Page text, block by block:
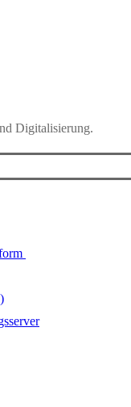
Digitalisierung.